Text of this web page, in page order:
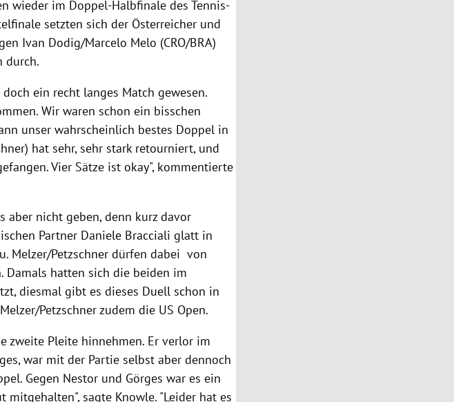
wieder im Doppel-Halbfinale des Tennis-
setzten sich der Österreicher und
Ivan Dodig/Marcelo Melo (CRO/BRA)
durch.
ein recht langes Match gewesen.
Wir waren schon ein bisschen
unser wahrscheinlich bestes Doppel in
) hat sehr, sehr stark retourniert, und
Vier Sätze ist okay", kommentierte
aber nicht geben, denn kurz davor
Partner Daniele Bracciali glatt in
Melzer/Petzschner dürfen dabei von
Damals hatten sich die beiden im
diesmal gibt es dieses Duell schon in
Melzer/Petzschnerzudem die US Open.
zweite Pleite hinnehmen. Er verlor im
war mit der Partie selbst aber dennoch
Gegen Nestor und Görges war es ein
mitgehalten", sagte Knowle. "Leider hat es